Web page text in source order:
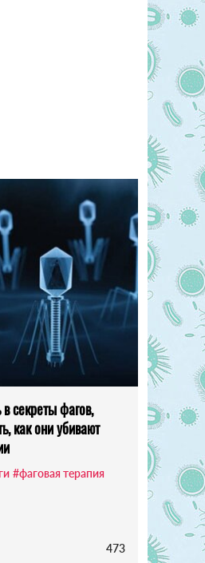
секреты фагов,
как они убивают
#фаговая терапия
473